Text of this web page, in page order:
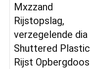
Mxzzand
Rijstopslag,
verzegelende dia
Shuttered Plastic
Rijst Opbergdoos